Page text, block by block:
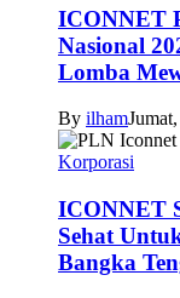
ICONNET
Nasional
Lomba
By ilham
Korporasi
ICONNET
Sehat
Bangka